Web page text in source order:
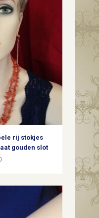
rij stokjes
gouden slot